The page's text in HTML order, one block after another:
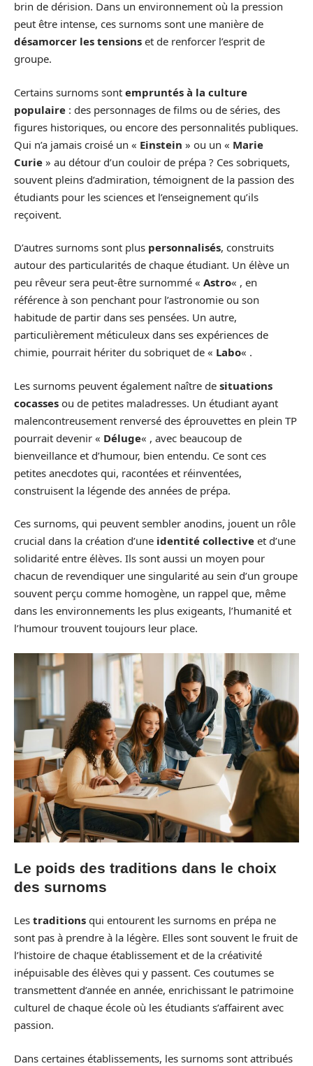
brin de dérision. Dans un environnement où la pression
peut être intense, ces surnoms sont une manière de
désamorcer les tensions et de renforcer l’esprit de
groupe.
Certains surnoms sont empruntés à la culture
populaire : des personnages de films ou de séries, des
figures historiques, ou encore des personnalités publiques.
Qui n’a jamais croisé un « Einstein » ou un « Marie
Curie » au détour d’un couloir de prépa ? Ces sobriquets,
souvent pleins d’admiration, témoignent de la passion des
étudiants pour les sciences et l’enseignement qu’ils
reçoivent.
D’autres surnoms sont plus personnalisés, construits
autour des particularités de chaque étudiant. Un élève un
peu rêveur sera peut-être surnommé « Astro« , en
référence à son penchant pour l’astronomie ou son
habitude de partir dans ses pensées. Un autre,
particulièrement méticuleux dans ses expériences de
chimie, pourrait hériter du sobriquet de « Labo« .
Les surnoms peuvent également naître de situations
cocasses ou de petites maladresses. Un étudiant ayant
malencontreusement renversé des éprouvettes en plein TP
pourrait devenir « Déluge« , avec beaucoup de
bienveillance et d’humour, bien entendu. Ce sont ces
petites anecdotes qui, racontées et réinventées,
construisent la légende des années de prépa.
Ces surnoms, qui peuvent sembler anodins, jouent un rôle
crucial dans la création d’une identité collective et d’une
solidarité entre élèves. Ils sont aussi un moyen pour
chacun de revendiquer une singularité au sein d’un groupe
souvent perçu comme homogène, un rappel que, même
dans les environnements les plus exigeants, l’humanité et
l’humour trouvent toujours leur place.
Le poids des traditions dans le choix
des surnoms
Les traditions qui entourent les surnoms en prépa ne
sont pas à prendre à la légère. Elles sont souvent le fruit de
l’histoire de chaque établissement et de la créativité
inépuisable des élèves qui y passent. Ces coutumes se
transmettent d’année en année, enrichissant le patrimoine
culturel de chaque école où les étudiants s’affairent avec
passion.
Dans certaines établissements, les surnoms sont attribués